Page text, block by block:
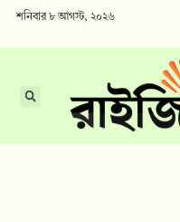
শনিবার ৮ আগস্ট, ২০২৬